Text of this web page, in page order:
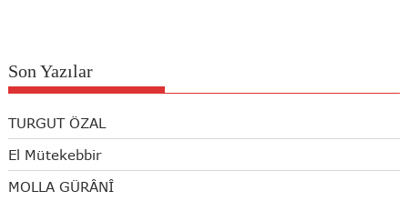
Son Yazılar
TURGUT ÖZAL
El Mütekebbir
MOLLA GÜRÂNÎ